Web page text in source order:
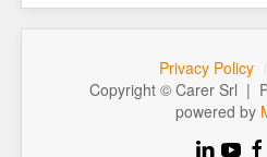
Privacy Policy
Copyright © Carer Srl |
powered by